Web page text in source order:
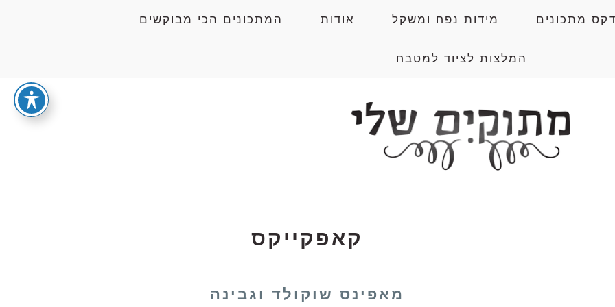
מתכונים מידות נפח ומשקל אודות המתכונים הכי מבוקשים
המלצות לציוד למטבח
קאפקייקס
מאפינס שוקולד וגבינה